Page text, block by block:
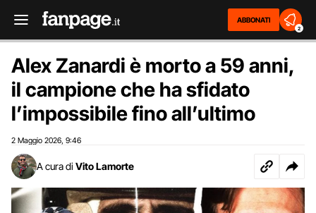
ABBONATI
2
Alex Zanardi è morto a 59 anni,
il campione che ha sfidato
l’impossibile fino all’ultimo
2 Maggio 2026 9:46
A cura di Vito Lamorte